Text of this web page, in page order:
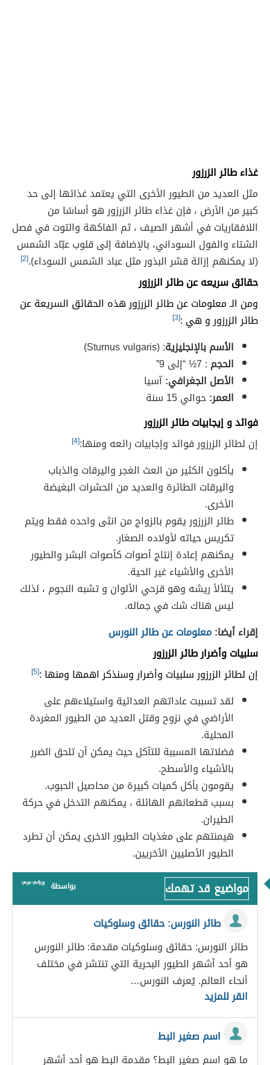
غذاء طائر الزرزور
مثل العديد من الطيور الأخرى التي يعتمد غذائها إلى حد
كبير من الأرض ، فإن غذاء طائر الزرزور هو أساسًا من
اللافقاريات في أشهر الصيف ، ثم الفاكهة والتوت في فصل
الشتاء والفول السوداني، بالإضافة إلى قلوب عبّاد الشمس
(لا يمكنهم إزالة قشر البذور مثل عباد الشمس السوداء).[2]
حقائق سريعه عن طائر الزرزور
ومن الـ معلومات عن طائر الزرزور هذه الحقائق السريعة عن
طائر الزرزور و هي :[3]
الأسم بالإنجليزية: (Sturnus vulgaris)
الحجم : 7½ “إلى 9”
الأصل الجغرافي:آسيا
العمر:حوالي 15 سنة
فوائد و إيجابيات طائر الزرزور
إن لطائر الزرزور فوائد وإجابيات رائعه ومنها:[4]
يأكلون الكثير من العث الغجر واليرقات والذباب
واليرقات الطائرة والعديد من الحشرات البغيضة
الأخرى.
طائر الزرزور يقوم بالزواج من انثى واحده فقط ويتم
تكريس حياته لأولاده الصغار.
يمكنهم إعادة إنتاج أصوات كأصوات البشر والطيور
الأخرى والأشياء غير الحية.
يتلألأ ريشه وهو قزحي الألوان و تشبه النجوم ، لذلك
ليس هناك شك في جماله.
إقراء أيضا:معلومات عن طائر النورس
سلبيات وأضرار طائر الزرزور
إن لطائر الزرزور سلبيات وأضرار وسنذكر اهمها ومنها :[5]
لقد تسببت عاداتهم العدائية واستيلاءهم على
الأراضي في نزوح وقتل العديد من الطيور المغردة
المحلية.
فضلاتها المسببة للتآكل حيث يمكن أن تلحق الضرر
بالأشياء والأسطح.
يقومون بأكل كميات كبيرة من محاصيل الحبوب.
بسبب قطعانهم الهائلة ، يمكنهم التدخل في حركة
الطيران.
هيمنتهم على مغذيات الطيور الاخرى يمكن أن تطرد
الطيور الأصليين الأخريين.
مواضيع قد تهمك بواسطة
طائر النورس: حقائق وسلوكيات
طائر النورس: حقائق وسلوكيات مقدمة: طائر النورس
هو أحد أشهر الطيور البحرية التي تنتشر في مختلف
أنحاء العالم. يُعرف النورس…
انقر للمزيد
اسم صغير البط
ما هو اسم صغير البط؟ مقدمة البط هو أحد أشهر